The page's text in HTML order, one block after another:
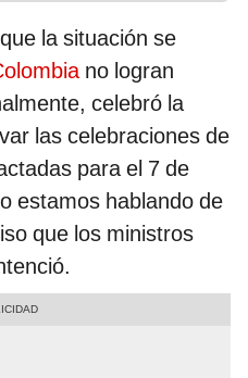
la situación se
no logran
celebró la
las celebraciones de
para el 7 de
estamos hablando de
que los ministros